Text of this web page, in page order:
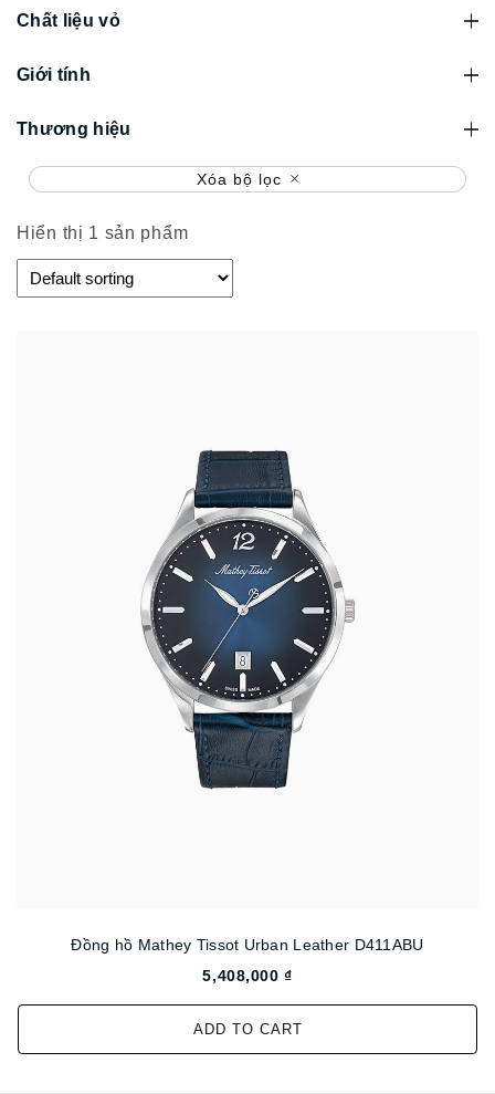
Chất liệu vỏ
Giới tính
Thương hiệu
Xóa bộ lọc
Hiển thị 1 sản phẩm
Đồng hồ Mathey Tissot Urban Leather D411ABU
5,408,000 ₫
ADD TO CART